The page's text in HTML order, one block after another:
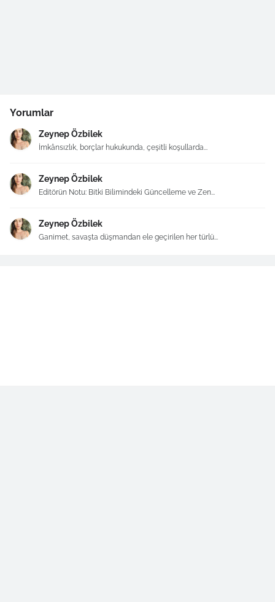
Yorumlar
Zeynep Özbilek
İmkânsızlık, borçlar hukukunda, çeşitli koşullarda...
Zeynep Özbilek
Editörün Notu: Bitki Bilimindeki Güncelleme ve Zen...
Zeynep Özbilek
Ganimet, savaşta düşmandan ele geçirilen her türlü...